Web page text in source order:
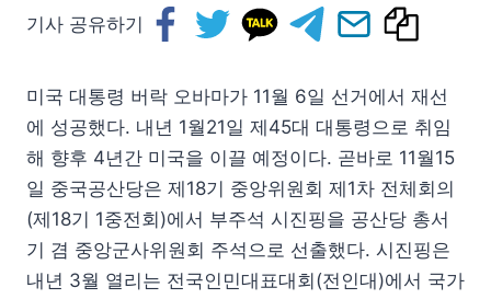
기사 공유하기
미국 대통령 버락 오바마가 11월 6일 선거에서 재선
에 성공했다. 내년 1월21일 제45대 대통령으로 취임
해 향후 4년간 미국을 이끌 예정이다. 곧바로 11월15
일 중국공산당은 제18기 중앙위원회 제1차 전체회의
(제18기 1중전회)에서 부주석 시진핑을 공산당 총서
기 겸 중앙군사위원회 주석으로 선출했다. 시진핑은
내년 3월 열리는 전국인민대표대회(전인대)에서 국가